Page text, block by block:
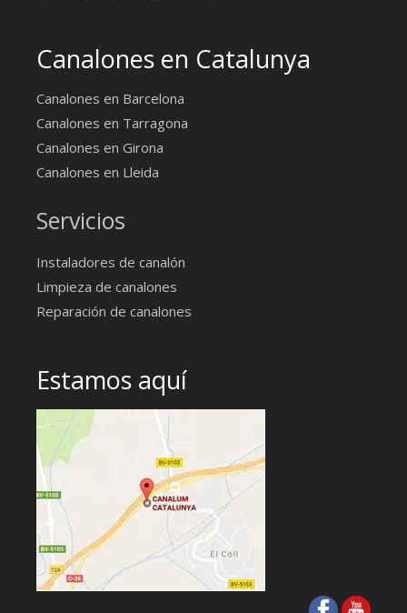
Canalones en Catalunya
Canalones en Barcelona
Canalones en Tarragona
Canalones en Girona
Canalones en Lleida
Servicios
Instaladores de canalón
Limpieza de canalones
Reparación de canalones
Estamos aquí